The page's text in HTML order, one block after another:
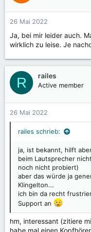
o
n
n
:
26 Mai 2022
Ja, bei mir leider auch.
wirklich zu leise. Je
R railes
Active member
26 Mai 2022
railes schrieb:
ja, ist bekannt, hilft
beim Lautsprecher
noch nicht probiert)
aber das würde ja
Klingelton...
ich bin da recht
Support an
hm, interessant (zitiere